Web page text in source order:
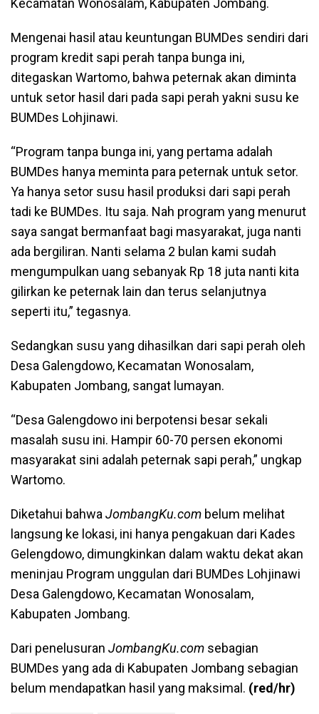
Kecamatan Wonosalam, Kabupaten Jombang.
Mengenai hasil atau keuntungan BUMDes sendiri dari
program kredit sapi perah tanpa bunga ini,
ditegaskan Wartomo, bahwa peternak akan diminta
untuk setor hasil dari pada sapi perah yakni susu ke
BUMDes Lohjinawi.
“Program tanpa bunga ini, yang pertama adalah
BUMDes hanya meminta para peternak untuk setor.
Ya hanya setor susu hasil produksi dari sapi perah
tadi ke BUMDes. Itu saja. Nah program yang menurut
saya sangat bermanfaat bagi masyarakat, juga nanti
ada bergiliran. Nanti selama 2 bulan kami sudah
mengumpulkan uang sebanyak Rp 18 juta nanti kita
gilirkan ke peternak lain dan terus selanjutnya
seperti itu,” tegasnya.
Sedangkan susu yang dihasilkan dari sapi perah oleh
Desa Galengdowo, Kecamatan Wonosalam,
Kabupaten Jombang, sangat lumayan.
“Desa Galengdowo ini berpotensi besar sekali
masalah susu ini. Hampir 60-70 persen ekonomi
masyarakat sini adalah peternak sapi perah,” ungkap
Wartomo.
Diketahui bahwa JombangKu.com belum melihat
langsung ke lokasi, ini hanya pengakuan dari Kades
Gelengdowo, dimungkinkan dalam waktu dekat akan
meninjau Program unggulan dari BUMDes Lohjinawi
Desa Galengdowo, Kecamatan Wonosalam,
Kabupaten Jombang.
Dari penelusuran JombangKu.com sebagian
BUMDes yang ada di Kabupaten Jombang sebagian
belum mendapatkan hasil yang maksimal. (red/hr)